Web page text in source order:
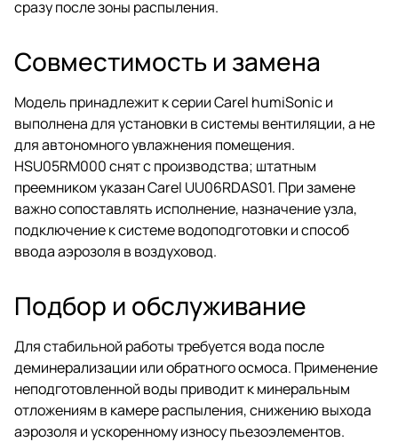
сразу после зоны распыления.
Совместимость и замена
Модель принадлежит к серии Carel humiSonic и
выполнена для установки в системы вентиляции, а не
для автономного увлажнения помещения.
HSU05RM000 снят с производства; штатным
преемником указан Carel UU06RDAS01. При замене
важно сопоставлять исполнение, назначение узла,
подключение к системе водоподготовки и способ
ввода аэрозоля в воздуховод.
Подбор и обслуживание
Для стабильной работы требуется вода после
деминерализации или обратного осмоса. Применение
неподготовленной воды приводит к минеральным
отложениям в камере распыления, снижению выхода
аэрозоля и ускоренному износу пьезоэлементов.